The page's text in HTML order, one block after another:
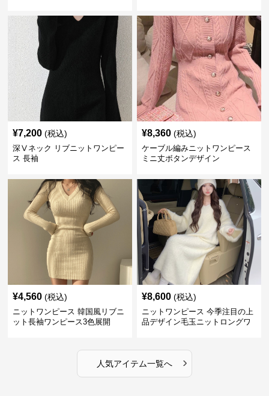
¥7,200 (税込)
深Ⅴネック リブニットワンピー
ス 長袖
¥8,360 (税込)
ケーブル編みニットワンピース
ミニ丈ボタンデザイン
¥4,560 (税込)
ニットワンピース 韓国風リブニ
ット長袖ワンピース3色展開
¥8,600 (税込)
ニットワンピース 今季注目の上
品デザイン毛玉ニットロングワ
人気アイテム一覧へ ›